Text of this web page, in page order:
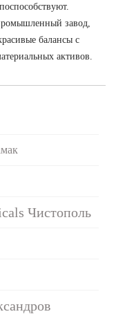
завод,
балансы с
активов.
Чистополь